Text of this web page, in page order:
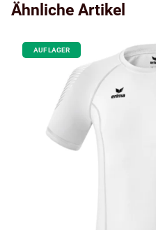
Ähnliche Artikel
AUF LAGER